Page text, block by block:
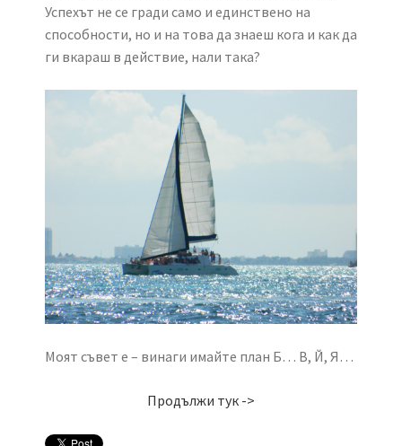
Успехът не се гради само и единствено на
способности, но и на това да знаеш кога и как да
ги вкараш в действие, нали така?
Моят съвет е – винаги имайте план Б… В, Й, Я…
Продължи тук ->